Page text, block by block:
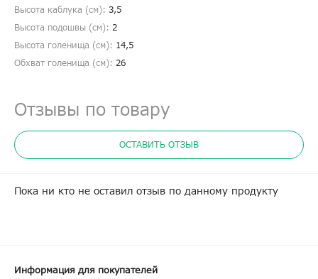
Высота каблука (см): 3,5
Высота подошвы (см): 2
Высота голенища (cм): 14,5
Обхват голенища (cм): 26
Отзывы по товару
ОСТАВИТЬ ОТЗЫВ
Пока ни кто не оставил отзыв по данному продукту
Информация для покупателей